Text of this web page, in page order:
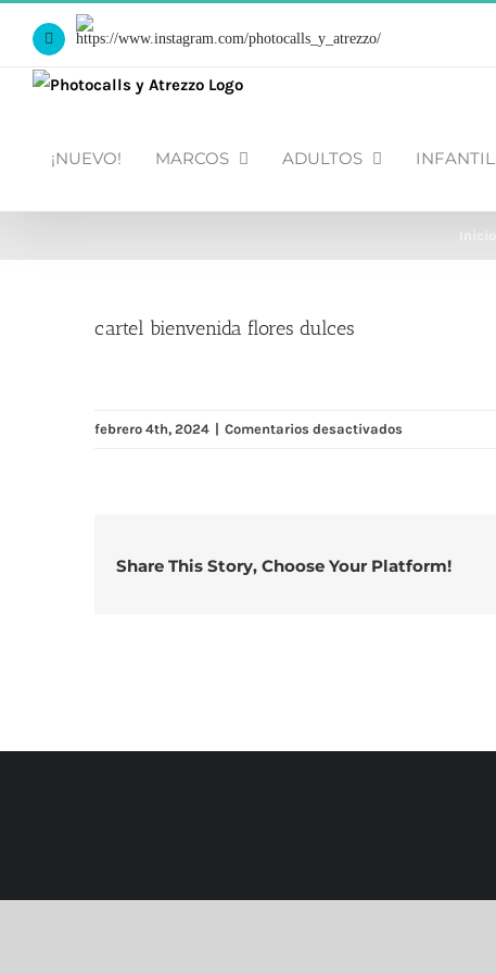
contenido
Facebook
Https://www.instagram.com/photocalls_y_atrezzo/
¡NUEVO! MARCOS ADULTOS INFANTIL
Inicio
cartel bienvenida flores dulces
febrero 4th, 2024 | Comentarios desactivados
Share This Story, Choose Your Platform!